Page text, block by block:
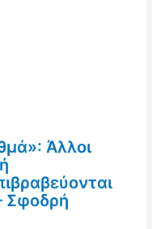
Άλλοι
Σφοδρή